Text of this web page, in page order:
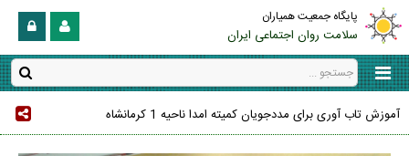
پایگاه جمعیت همیاران
سلامت روان اجتماعی ایران
آموزش تاب آوری برای مددجویان کمیته امدا ناحیه 1 کرمانشاه